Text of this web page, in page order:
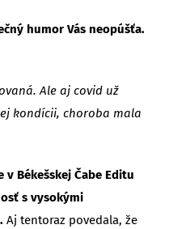
humor Vás neopúšťa.
Ale aj covid už
kondícii, choroba mala
Békešskej Čabe Editu
s vysokými
Aj tentoraz povedala, že